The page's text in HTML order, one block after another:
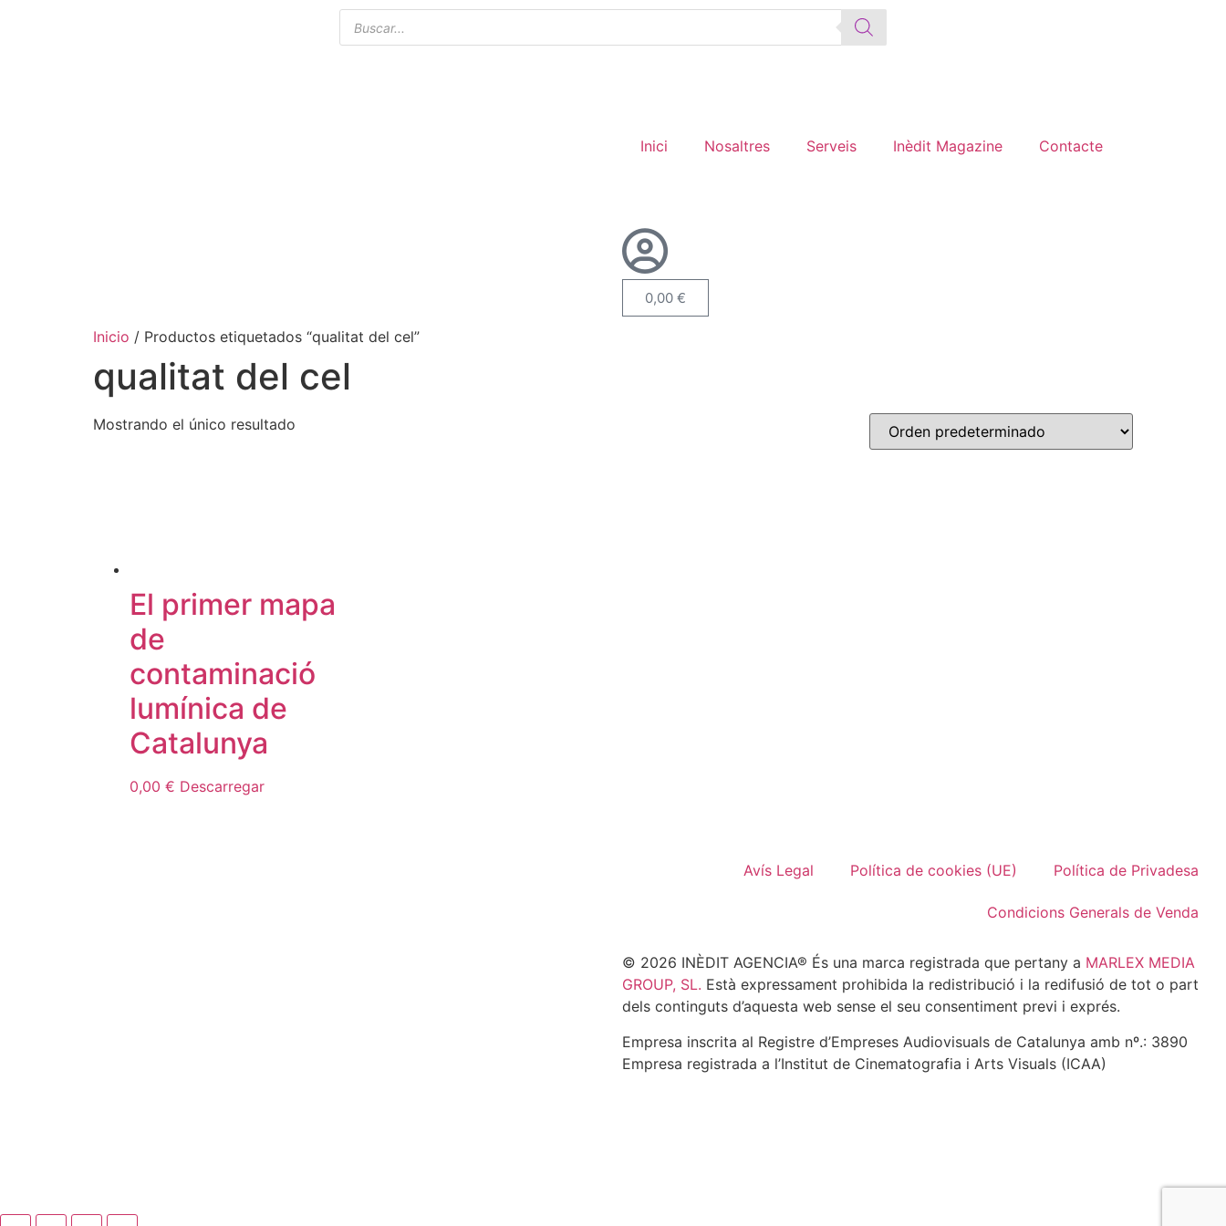
Inici Nosaltres Serveis Inèdit Magazine Contacte
0,00 €
Inicio / Productos etiquetados “qualitat del cel”
qualitat del cel
Mostrando el único resultado
El primer mapa
de
contaminació
lumínica de
Catalunya
0,00 € Descarregar
Avís Legal Política de cookies (UE) Política de Privadesa
Condicions Generals de Venda
© 2026 INÈDIT AGENCIA® És una marca registrada que pertany a MARLEX MEDIA
GROUP, SL. Està expressament prohibida la redistribució i la redifusió de tot o part
dels continguts d’aquesta web sense el seu consentiment previ i exprés.
Empresa inscrita al Registre d’Empreses Audiovisuals de Catalunya amb nº.: 3890
Empresa registrada a l’Institut de Cinematografia i Arts Visuals (ICAA)